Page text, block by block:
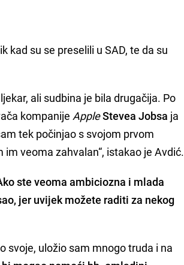
kad su se preselili u SAD, te da su
ali sudbina je bila drugačija. Po
kompanije AppleStevea Jobsa ja
tek počinjao s svojom prvom
veoma zahvalan“, istakao je Avdić.
ste veoma ambiciozna i mlada
jer uvijek možete raditi za nekog
svoje, uložio sam mnogo truda i na